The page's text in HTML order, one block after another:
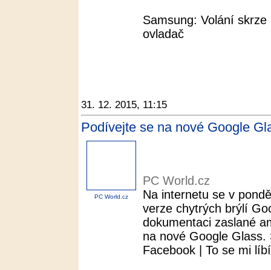
Samsung: Volání
ovladač
31. 12. 2015, 11:15
Podívejte se na nové Google
PC World.cz
PC World.cz
Na internetu se v
verze chytrých brýlí
dokumentaci zaslané
na nové Google
Facebook | To se mi